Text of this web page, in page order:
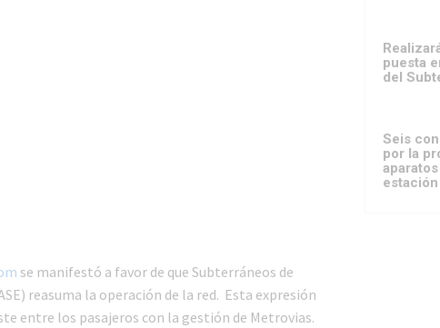
se manifestó a favor de que Subterráneos de
reasuma la operación de la red. Esta expresión
entre los pasajeros con la gestión de Metrovias.
puesta
del
Seis
por la